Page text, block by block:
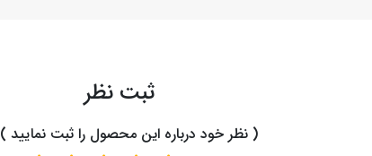
ثبت نظر
( نظر خود درباره این محصول را ثبت نمایید )